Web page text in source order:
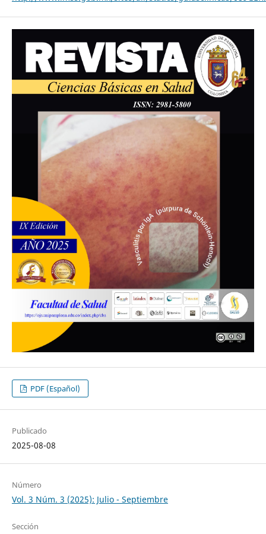
PDF (Español)
Publicado
2025-08-08
Número
Vol. 3 Núm. 3 (2025): Julio - Septiembre
Sección